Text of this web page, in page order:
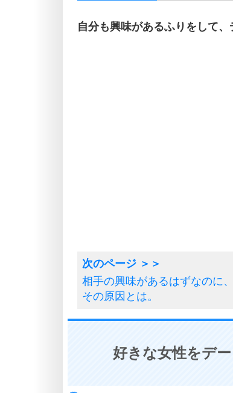
自分も興味があるふりをして、
相手の興味があるはずなのに
その原因とは。
好きな女性をデ